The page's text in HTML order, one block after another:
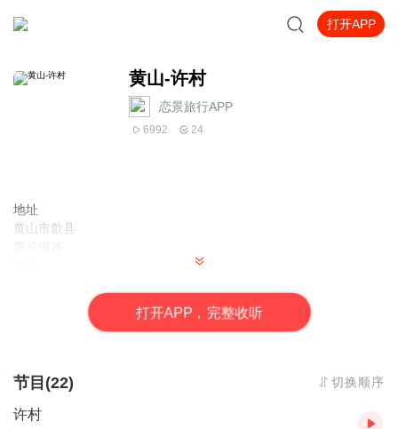
打开APP
黄山-许村
恋景旅行APP
6992 24
地址
黄山市歙县
打开APP，完整收听
节目(22) 切换顺序
许村